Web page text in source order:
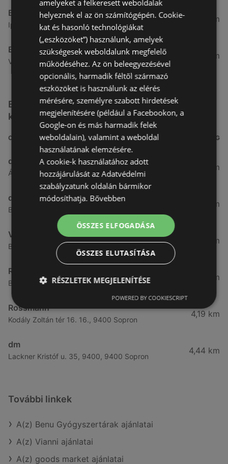
Benu Gyógyszertárak
Ipar Körút 30, 9400 Sopron
7,03 km
Benu Gyógyszertárak
Vasút Sor 1, 9432 Fertőd
26,99 km
Egyéb Kozmetikumok és Drogéria üzletek a
közelben
CÍM TÁVOLSÁG
dm
Ágfalvi út 4, 9400, 9400 Sopron
3,26 km
dm
Besenyő u. 23, 9400 Sopron
3,28 km
Vianni
Bánfalvi út 14., 9400 Sopron
3,57 km
Rossmann
Bánfalvi út 6-8., 9400 Sopron
3,83 km
Rossmann
Kodály Zoltán tér 16. 16., 9400 Sopron
4,19 km
dm
Lackner Kristóf u. 35, 9400, 9400 Sopron
4,44 km
További linkek
A(z) Benu Gyógyszertárak ajánlatai
A(z) Vianni ajánlatai
A(z) goods market ajánlatai
amelyeket a felkeresett weboldalak
helyeznek el az ön számítógépén. Cookie-
kat és hasonló technológiákat
(„eszközöket”) használunk, amelyek
szükségesek weboldalunk megfelelő
működéséhez. Az ön beleegyezésével
opcionális, harmadik féltől származó
eszközöket is használunk az elérés
mérésére, személyre szabott hirdetések
megjelenítésére (például a Facebookon, a
Google-on és más harmadik felek
weboldalain), valamint a weboldal
használatának elemzésére.
A cookie-k használatához adott
hozzájárulását az Adatvédelmi
szabályzatunk oldalán bármikor
módosíthatja. Bővebben
ÖSSZES ELFOGADÁSA
ÖSSZES ELUTASÍTÁSA
RÉSZLETEK MEGJELENÍTÉSE
POWERED BY COOKIESCRIPT